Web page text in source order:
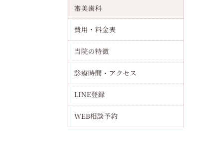
審美歯科
費用・料金表
当院の特徴
診療時間・アクセス
LINE登録
WEB相談予約